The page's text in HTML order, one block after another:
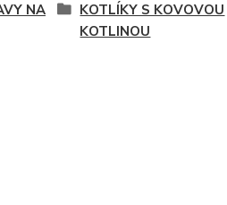
NA
KOTLÍKY S KOVOVOU
KOTLINOU